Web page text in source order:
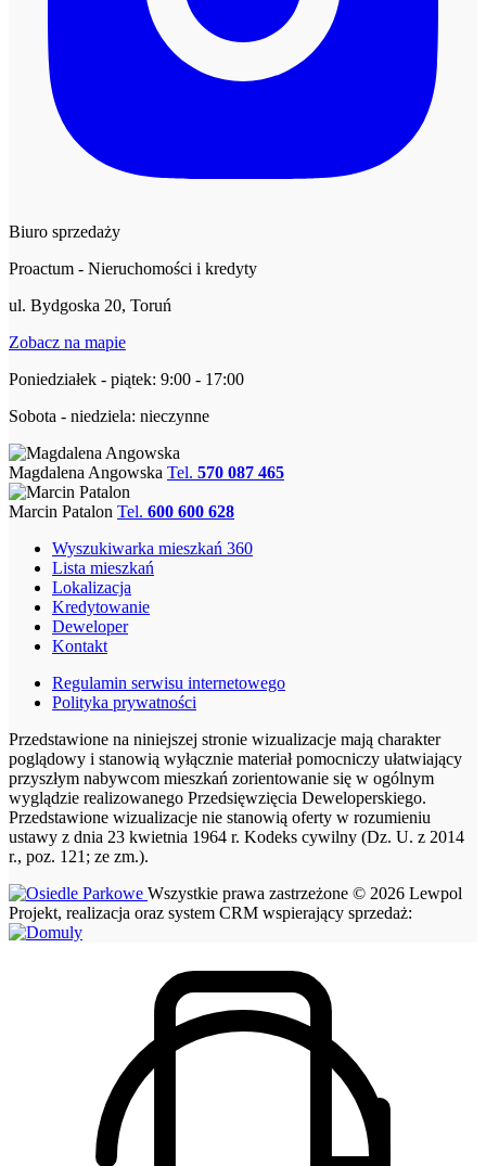
Biuro sprzedaży
Proactum - Nieruchomości i kredyty
ul. Bydgoska 20, Toruń
Zobacz na mapie
Poniedziałek - piątek: 9:00 - 17:00
Sobota - niedziela: nieczynne
Magdalena Angowska Tel. 570 087 465
Marcin Patalon Tel. 600 600 628
Wyszukiwarka mieszkań 360
Lista mieszkań
Lokalizacja
Kredytowanie
Deweloper
Kontakt
Regulamin serwisu internetowego
Polityka prywatności
Przedstawione na niniejszej stronie wizualizacje mają charakter
poglądowy i stanowią wyłącznie materiał pomocniczy ułatwiający
przyszłym nabywcom mieszkań zorientowanie się w ogólnym
wyglądzie realizowanego Przedsięwzięcia Deweloperskiego.
Przedstawione wizualizacje nie stanowią oferty w rozumieniu
ustawy z dnia 23 kwietnia 1964 r. Kodeks cywilny (Dz. U. z 2014
r., poz. 121; ze zm.).
Wszystkie prawa zastrzeżone © 2026 Lewpol
Projekt, realizacja oraz system CRM wspierający sprzedaż: